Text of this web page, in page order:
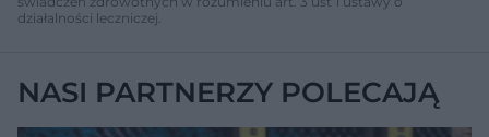
działalności leczniczej.
NASI PARTNERZY POLECAJĄ